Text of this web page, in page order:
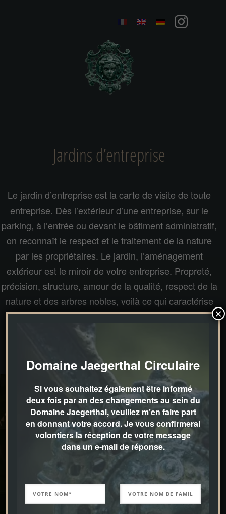
Jardins d’entreprise
Le jardin d’entreprise est la carte de visite de toute
entreprise. Dès l’extérieur d’une entreprise, sur le
parking, à l’entrée ou devant le bâtiment administratif,
on reconnaît le respect et le traitement de la nature
par les propriétaires. Le jardin, l’aménagement
extérieur est le miroir de votre entreprise. Propreté,
précision, structure, amour de la qualité, respect de la
nature et des arbres nobles, voilà ce qui caractérise
une entreprise saine et structurée.
Domaine Jaegerthal Circulaire
Si vous souhaitez également être informé
deux fois par an des changements au sein du
Domaine Jaegerthal, veuillez m’en faire part
en donnant votre accord. Je vous confirmerai
volontiers la réception de votre message
dans un e-mail de réponse.
×